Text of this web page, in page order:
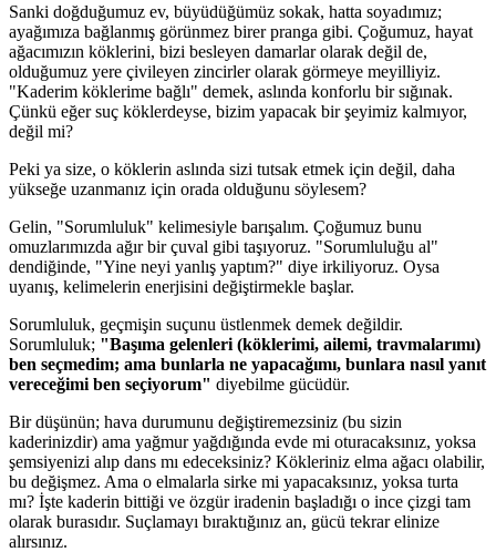
Sanki doğduğumuz ev, büyüdüğümüz sokak, hatta soyadımız;
ayağımıza bağlanmış görünmez birer pranga gibi. Çoğumuz, hayat
ağacımızın köklerini, bizi besleyen damarlar olarak değil de,
olduğumuz yere çivileyen zincirler olarak görmeye meyilliyiz.
"Kaderim köklerime bağlı" demek, aslında konforlu bir sığınak.
Çünkü eğer suç köklerdeyse, bizim yapacak bir şeyimiz kalmıyor,
değil mi?
Peki ya size, o köklerin aslında sizi tutsak etmek için değil, daha
yükseğe uzanmanız için orada olduğunu söylesem?
Gelin, "Sorumluluk" kelimesiyle barışalım. Çoğumuz bunu
omuzlarımızda ağır bir çuval gibi taşıyoruz. "Sorumluluğu al"
dendiğinde, "Yine neyi yanlış yaptım?" diye irkiliyoruz. Oysa
uyanış, kelimelerin enerjisini değiştirmekle başlar.
Sorumluluk, geçmişin suçunu üstlenmek demek değildir.
Sorumluluk; "Başıma gelenleri (köklerimi, ailemi, travmalarımı)
ben seçmedim; ama bunlarla ne yapacağımı, bunlara nasıl yanıt
vereceğimi ben seçiyorum" diyebilme gücüdür.
Bir düşünün; hava durumunu değiştiremezsiniz (bu sizin
kaderinizdir) ama yağmur yağdığında evde mi oturacaksınız, yoksa
şemsiyenizi alıp dans mı edeceksiniz? Kökleriniz elma ağacı olabilir,
bu değişmez. Ama o elmalarla sirke mi yapacaksınız, yoksa turta
mı? İşte kaderin bittiği ve özgür iradenin başladığı o ince çizgi tam
olarak burasıdır. Suçlamayı bıraktığınız an, gücü tekrar elinize
alırsınız.